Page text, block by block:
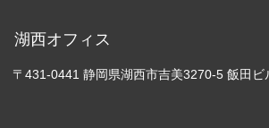
湖西オフィス
〒431-0441 静岡県湖西市吉美3270-5 飯田ビ